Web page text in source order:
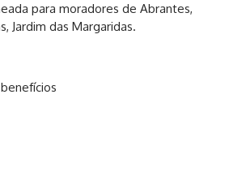
para moradores de Abrantes,
Jardim das Margaridas.